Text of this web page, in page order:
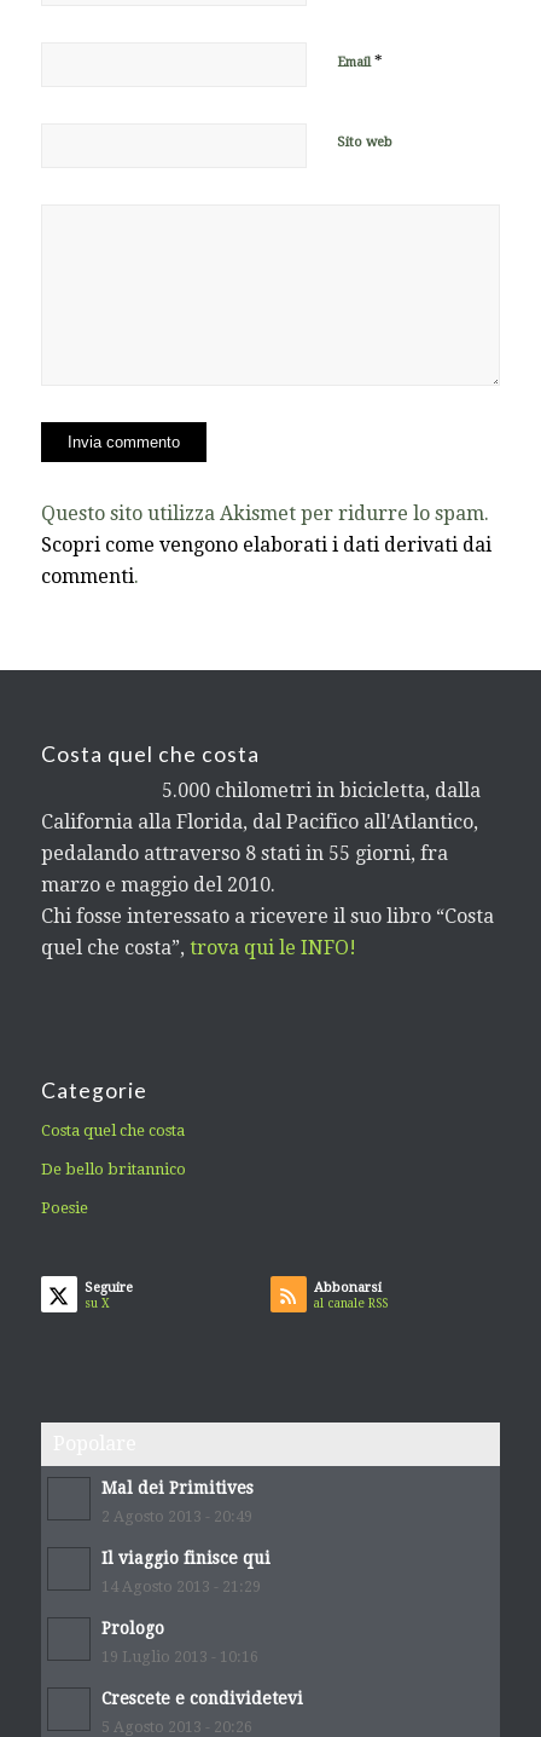
Email*
Sito web
Questo sito utilizza Akismet per ridurre lo spam.
Scopri come vengono elaborati i dati derivati dai
commenti.
Costa quel che costa
5.000 chilometri in bicicletta, dalla
California alla Florida, dal Pacifico all'Atlantico,
pedalando attraverso 8 stati in 55 giorni, fra
marzo e maggio del 2010.
Chi fosse interessato a ricevere il suo libro “Costa
quel che costa”, trova qui le INFO!
Categorie
Costa quel che costa
De bello britannico
Poesie
Seguire
su X
Abbonarsi
al canale RSS
Mal dei Primitives
2 Agosto 2013 - 20:49
Il viaggio finisce qui
14 Agosto 2013 - 21:29
Prologo
19 Luglio 2013 - 10:16
Crescete e condividetevi
5 Agosto 2013 - 20:26